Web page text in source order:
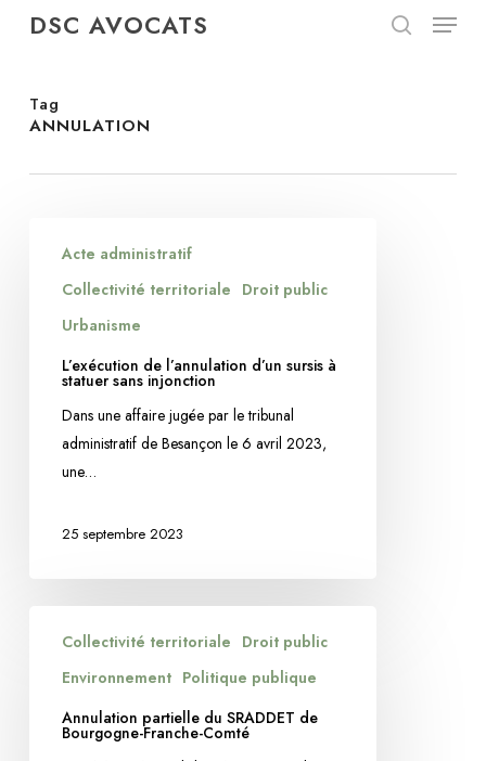
content
DSC AVOCATS Menu
Tag
ANNULATION
l’annulation
Acte administratif
Collectivité territoriale Droit public
Urbanisme
L’exécution de l’annulation d’un sursis à
statuer sans injonction
Dans une affaire jugée par le tribunal
administratif de Besançon le 6 avril 2023,
une…
25 septembre 2023
partielleCollectivité territoriale Droit public
Environnement Politique publique
Annulation partielle du SRADDET de
Bourgogne-Franche-Comté